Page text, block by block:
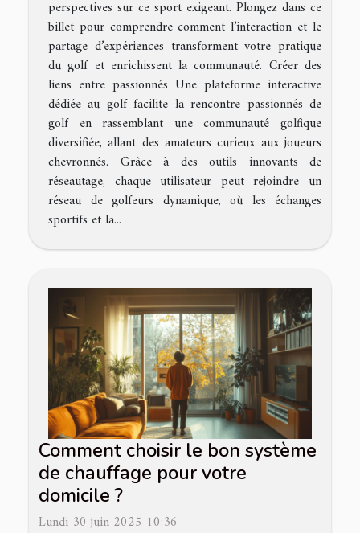
perspectives sur ce sport exigeant. Plongez dans ce
billet pour comprendre comment l’interaction et le
partage d’expériences transforment votre pratique
du golf et enrichissent la communauté. Créer des
liens entre passionnés Une plateforme interactive
dédiée au golf facilite la rencontre passionnés de
golf en rassemblant une communauté golfique
diversifiée, allant des amateurs curieux aux joueurs
chevronnés. Grâce à des outils innovants de
réseautage, chaque utilisateur peut rejoindre un
réseau de golfeurs dynamique, où les échanges
sportifs et la...
Comment choisir le bon système
de chauffage pour votre
domicile ?
Lundi 30 juin 2025 10:36